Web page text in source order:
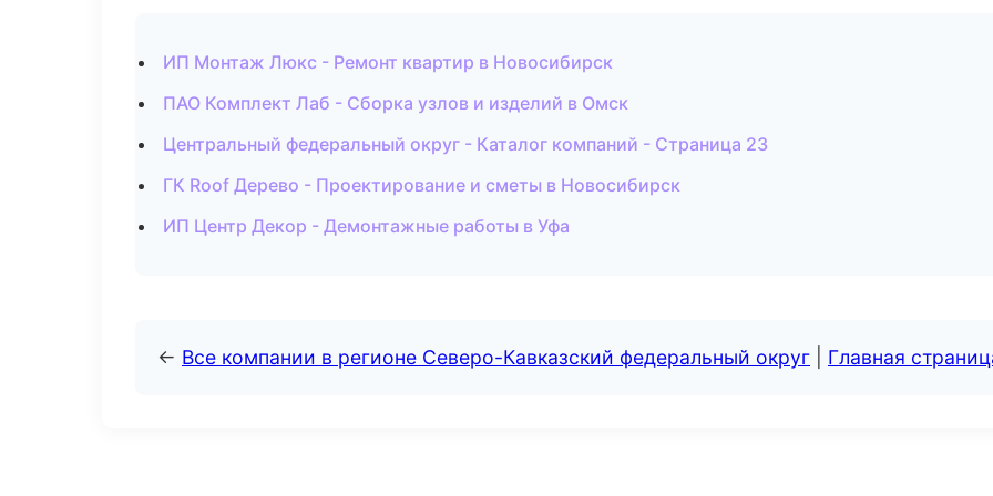
ИП Монтаж Люкс - Ремонт квартир в Новосибирск
ПАО Комплект Лаб - Сборка узлов и изделий в Омск
Центральный федеральный округ - Каталог компаний - Страница 23
ГК Roof Дерево - Проектирование и сметы в Новосибирск
ИП Центр Декор - Демонтажные работы в Уфа
← Все компании в регионе Северо-Кавказский федеральный округ Главная